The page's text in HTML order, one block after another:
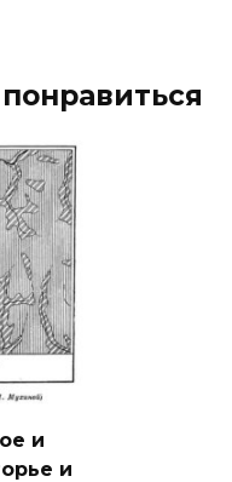
и
и